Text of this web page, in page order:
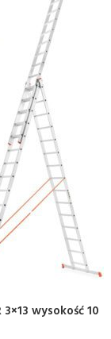
wysokość 10